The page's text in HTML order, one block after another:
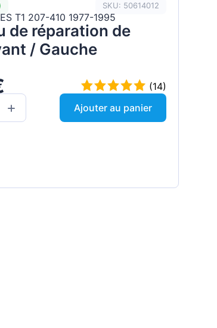
SKU: 50614012
T1 207-410 1977-1995
de réparation de
/ Gauche
(14)
Ajouter au panier